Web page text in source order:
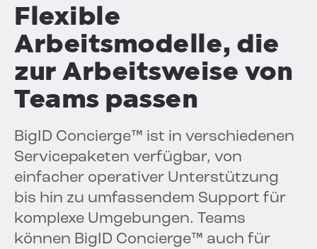
Flexible
Arbeitsmodelle, die
zur Arbeitsweise von
Teams passen
BigID Concierge™ ist in verschiedenen
Servicepaketen verfügbar, von
einfacher operativer Unterstützung
bis hin zu umfassendem Support für
komplexe Umgebungen. Teams
können BigID Concierge™ auch für